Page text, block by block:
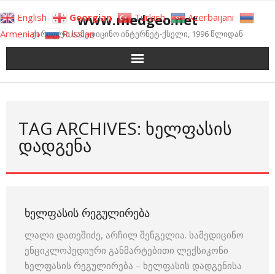
to
content
www.medgeo.net
ქართული სამედიცინო ინტერნეტ-ქსელი, 1996 წლიდან
TAG ARCHIVES: ᲮᲔᲚᲤᲐᲡᲘᲡ
ᲓᲐᲓᲒᲔᲜᲐ
ᲮᲔᲚᲤᲐᲡᲘᲡ ᲠᲔᲒᲣᲚᲘᲠᲔᲑᲐ
ლალი დათეშიძე, არჩილ შენგელია. სამედიცინო
ენციკლოპედიური განმარტებითი ლექსიკონი
ხელფასის რეგულირება – ხელფასის დადგენისა
English Georgian Turkish
Azerbaijani
Armenian
Russian